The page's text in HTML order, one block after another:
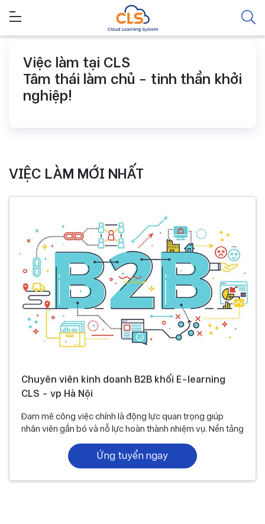
Việc làm tại CLS
Tâm thái làm chủ - tinh thần khởi
nghiệp!
VIỆC LÀM MỚI NHẤT
Chuyên viên kinh doanh B2B khối E-learning
CLS - vp Hà Nội
Đam mê công việc chính là động lực quan trọng giúp
nhân viên gắn bó và nỗ lực hoàn thành nhiệm vụ. Nền tảng
đào tạo trực tuyến E-learning CLS luôn mong muốn nhìn
thấy sự tự tin, khả năng thuyết phục và giao tiếp hiệu quả,
bên cạnh đó là niềm đam mê và kiên trì vượt qua khó khăn
của mỗi ứng viên.
Ứng tuyển ngay